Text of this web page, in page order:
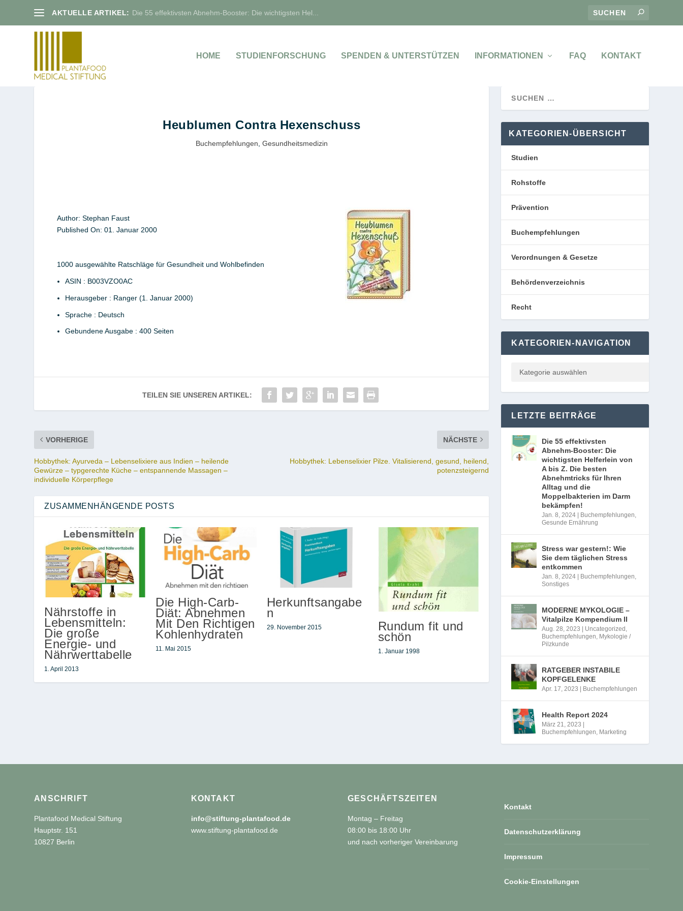
AKTUELLE ARTIKEL: Die 55 effektivsten Abnehm-Booster: Die wichtigsten Hel...
HOME STUDIENFORSCHUNG SPENDEN & UNTERSTÜTZEN INFORMATIONEN FAQ KONTAKT
Heublumen Contra Hexenschuss
Buchempfehlungen Gesundheitsmedizin
Author: Stephan Faust
Published On: 01. Januar 2000
1000 ausgewählte Ratschläge für Gesundheit und Wohlbefinden
ASIN : B003VZO0AC
Herausgeber : Ranger (1. Januar 2000)
Sprache : Deutsch
Gebundene Ausgabe : 400 Seiten
TEILEN SIE UNSEREN ARTIKEL:
VORHERIGE
Hobbythek: Ayurveda – Lebenselixiere aus Indien – heilende
Gewürze – typgerechte Küche – entspannende Massagen –
individuelle Körperpflege
NÄCHSTE
Hobbythek: Lebenselixier Pilze. Vitalisierend, gesund, heilend,
potenzsteigernd
ZUSAMMENHÄNGENDE POSTS
Nährstoffe in
Lebensmitteln:
Die große
Energie- und
Nährwerttabelle
1. April 2013
Die High-Carb-
Diät: Abnehmen
Mit Den Richtigen
Kohlenhydraten
11. Mai 2015
Herkunftsangabe
n
29. November 2015 Rundum fit und
schön
1. Januar 1998
KATEGORIEN-ÜBERSICHT
Studien
Rohstoffe
Prävention
Buchempfehlungen
Verordnungen & Gesetze
Behördenverzeichnis
Recht
KATEGORIEN-NAVIGATION
LETZTE BEITRÄGE
Die 55 effektivsten
Abnehm-Booster: Die
wichtigsten Helferlein von
A bis Z. Die besten
Abnehmtricks für Ihren
Alltag und die
Moppelbakterien im Darm
bekämpfen!
Jan. 8, 2024 Buchempfehlungen,
Gesunde Ernährung
Stress war gestern!: Wie
Sie dem täglichen Stress
entkommen
Jan. 8, 2024 Buchempfehlungen,
Sonstiges
MODERNE MYKOLOGIE –
Vitalpilze Kompendium II
Aug. 28, 2023 Uncategorized ,
Buchempfehlungen, Mykologie /
Pilzkunde
RATGEBER INSTABILE
KOPFGELENKE
Apr. 17, 2023 Buchempfehlungen
Health Report 2024
März 21, 2023
Buchempfehlungen, Marketing
ANSCHRIFT
Plantafood Medical Stiftung
Hauptstr. 151
10827 Berlin
KONTAKT
info@stiftung-plantafood.de
www.stiftung-plantafood.de
GESCHÄFTSZEITEN
Montag – Freitag
08:00 bis 18:00 Uhr
und nach vorheriger Vereinbarung
Kontakt
Datenschutzerklärung
Impressum
Cookie-Einstellungen